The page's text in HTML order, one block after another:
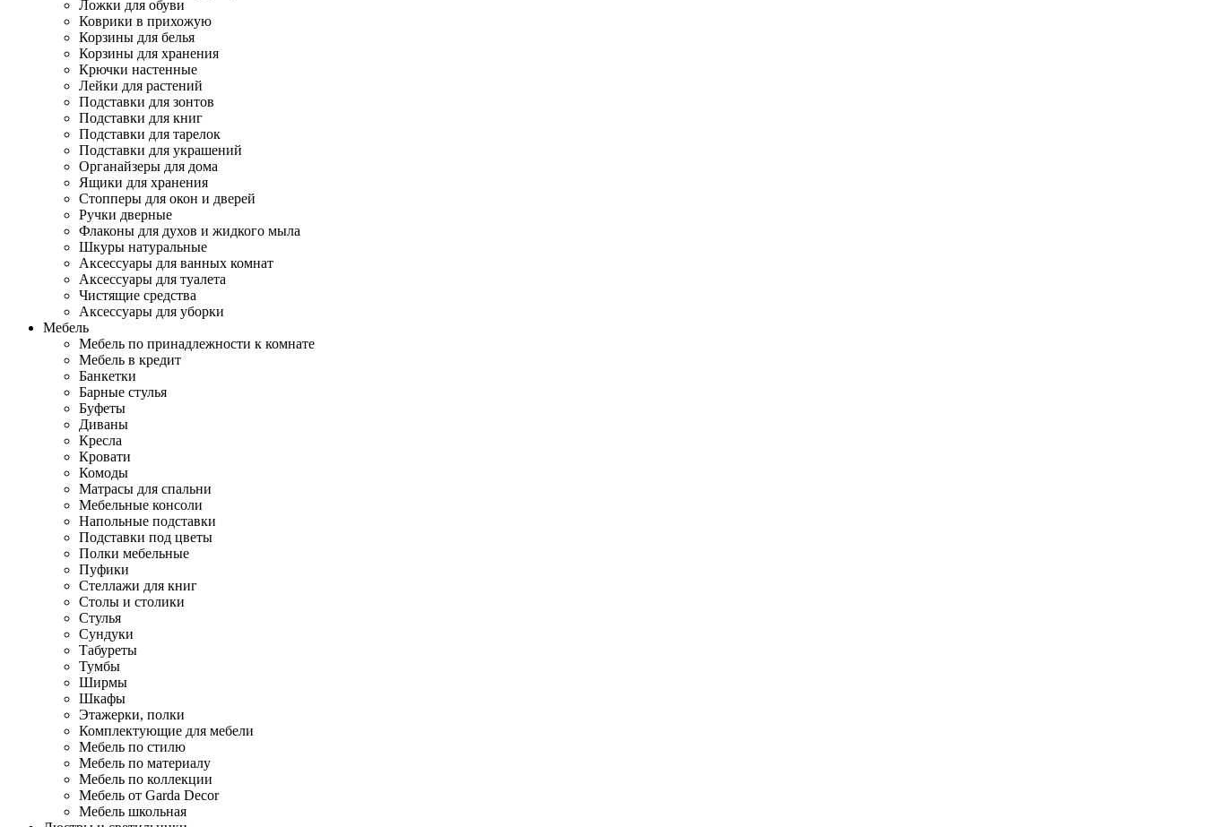
Ложки для обуви
Коврики в прихожую
Корзины для белья
Корзины для хранения
Крючки настенные
Лейки для растений
Подставки для зонтов
Подставки для книг
Подставки для тарелок
Подставки для украшений
Органайзеры для дома
Ящики для хранения
Стопперы для окон и дверей
Ручки дверные
Флаконы для духов и жидкого мыла
Шкуры натуральные
Аксессуары для ванных комнат
Аксессуары для туалета
Чистящие средства
Аксессуары для уборки
Мебель
Мебель по принадлежности к комнате
Мебель в кредит
Банкетки
Барные стулья
Буфеты
Диваны
Кресла
Кровати
Комоды
Матрасы для спальни
Мебельные консоли
Напольные подставки
Подставки под цветы
Полки мебельные
Пуфики
Стеллажи для книг
Столы и столики
Стулья
Сундуки
Табуреты
Тумбы
Ширмы
Шкафы
Этажерки, полки
Комплектующие для мебели
Мебель по стилю
Мебель по материалу
Мебель по коллекции
Мебель от Garda Decor
Мебель школьная